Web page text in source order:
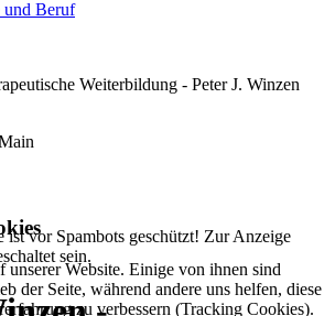
und Beruf
Weiterbildung - Peter J. Winzen
ist vor Spambots geschützt! Zur Anzeige
sein.
unserer Website. Einige von ihnen sind
der Seite, während andere uns helfen, diese
zu verbessern (Tracking Cookies).